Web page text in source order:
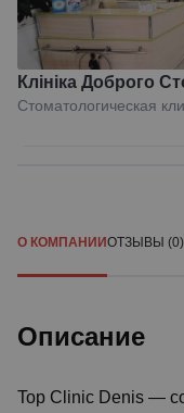
Клініка Доброго
Стоматологическая
О КОМПАНИИОТЗЫВЫ (0)
Описание
Top Clinic Denis —